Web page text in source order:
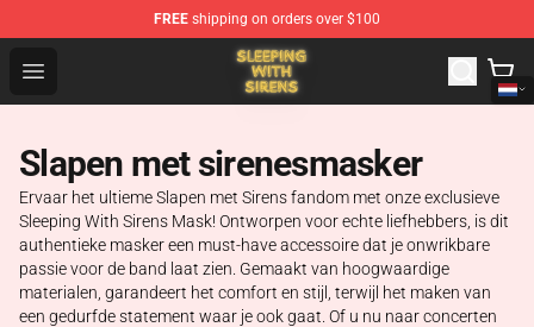
FREE shipping on orders over $100
Open menu
Sleeping With Sirens Store - Official Sleeping With
Slapen met sirenesmasker
Ervaar het ultieme Slapen met Sirens fandom met onze exclusieve
Sleeping With Sirens Mask! Ontworpen voor echte liefhebbers, is dit
authentieke masker een must-have accessoire dat je onwrikbare
passie voor de band laat zien. Gemaakt van hoogwaardige
materialen, garandeert het comfort en stijl, terwijl het maken van
een gedurfde statement waar je ook gaat. Of u nu naar concerten